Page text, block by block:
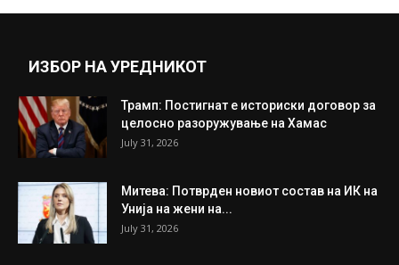
ИЗБОР НА УРЕДНИКОТ
Трамп: Постигнат е историски договор за
целосно разоружување на Хамас
July 31, 2026
Митева: Потврден новиот состав на ИК на
Унија на жени на...
July 31, 2026